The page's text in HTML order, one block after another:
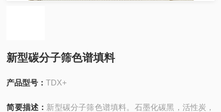
新型碳分子筛色谱填料
产品型号：TDX+
简要描述： 新型碳分子筛色谱填料。石墨化碳黑，活性炭，